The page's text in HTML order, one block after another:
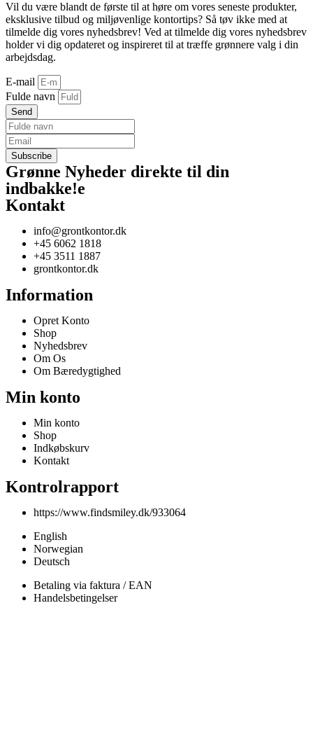
Vil du være blandt de første til at høre om vores seneste produkter,
eksklusive tilbud og miljøvenlige kontortips? Så tøv ikke med at
tilmelde dig vores nyhedsbrev! Ved at tilmelde dig vores nyhedsbrev
holder vi dig opdateret og inspireret til at træffe grønnere valg i din
arbejdsdag.
E-mail
Fulde navn
Send
Grønne Nyheder direkte til din
indbakke!e
Kontakt
info@grontkontor.dk
+45 6062 1818
+45 3511 1887
grontkontor.dk
Information
Opret Konto
Shop
Nyhedsbrev
Om Os
Om Bæredygtighed
Min konto
Min konto
Shop
Indkøbskurv
Kontakt
Kontrolrapport
https://www.findsmiley.dk/933064
English
Norwegian
Deutsch
Betaling via faktura / EAN
Handelsbetingelser